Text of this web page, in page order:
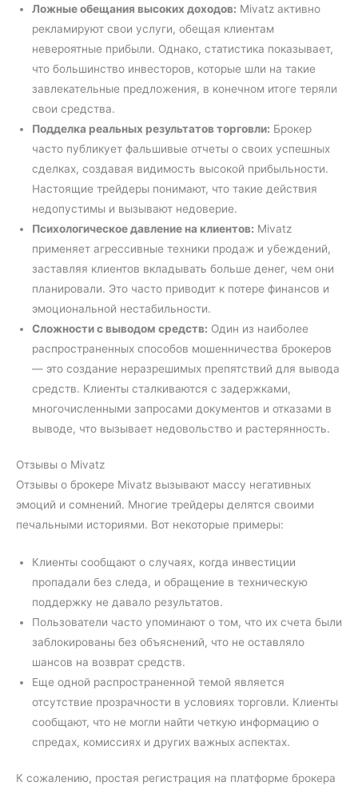
Ложные обещания высоких доходов: Mivatz активно
рекламируют свои услуги, обещая клиентам
невероятные прибыли. Однако, статистика показывает,
что большинство инвесторов, которые шли на такие
завлекательные предложения, в конечном итоге теряли
свои средства.
Подделка реальных результатов торговли: Брокер
часто публикует фальшивые отчеты о своих успешных
сделках, создавая видимость высокой прибыльности.
Настоящие трейдеры понимают, что такие действия
недопустимы и вызывают недоверие.
Психологическое давление на клиентов: Mivatz
применяет агрессивные техники продаж и убеждений,
заставляя клиентов вкладывать больше денег, чем они
планировали. Это часто приводит к потере финансов и
эмоциональной нестабильности.
Сложности с выводом средств: Один из наиболее
распространенных способов мошенничества брокеров
— это создание неразрешимых препятствий для вывода
средств. Клиенты сталкиваются с задержками,
многочисленными запросами документов и отказами в
выводе, что вызывает недовольство и растерянность.
Отзывы о Mivatz
Отзывы о брокере Mivatz вызывают массу негативных
эмоций и сомнений. Многие трейдеры делятся своими
печальными историями. Вот некоторые примеры:
Клиенты сообщают о случаях, когда инвестиции
пропадали без следа, и обращение в техническую
поддержку не давало результатов.
Пользователи часто упоминают о том, что их счета были
заблокированы без объяснений, что не оставляло
шансов на возврат средств.
Еще одной распространенной темой является
отсутствие прозрачности в условиях торговли. Клиенты
сообщают, что не могли найти четкую информацию о
спредах, комиссиях и других важных аспектах.
К сожалению, простая регистрация на платформе брокера